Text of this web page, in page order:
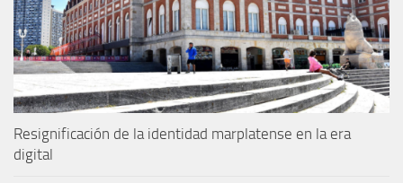
Resignificación de la identidad marplatense en la era
digital